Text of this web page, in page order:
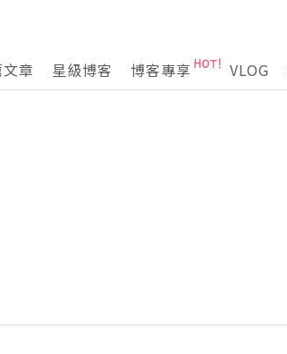
章 星級博客 博客專享 VLOG